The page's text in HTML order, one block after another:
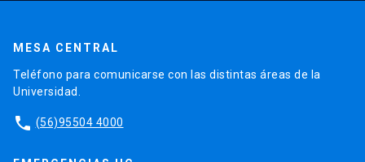
MESA CENTRAL
Teléfono para comunicarse con las distintas áreas de la
Universidad.
phone (56)95504 4000